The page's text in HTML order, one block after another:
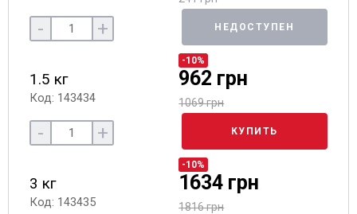
- + НЕДОСТУПЕН
1.5 кг
Код: 143434
-10%
962 грн
1069 грн
- + КУПИТЬ
3 кг
Код: 143435
-10%
1634 грн
1816 грн